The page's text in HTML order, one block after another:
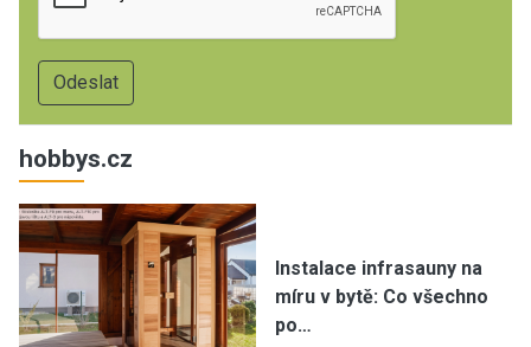
hobbys.cz
Instalace infrasauny na
míru v bytě: Co všechno
po…